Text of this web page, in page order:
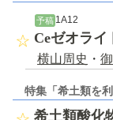
予稿 1A12
Ceゼオラ
横山周史 ・
特集「希土類を
希土類酸化